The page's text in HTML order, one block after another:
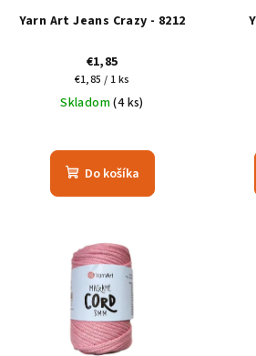
Yarn Art Jeans Crazy - 8212
€1,85
Jednotková
cena:
€1,85 / 1 ks
Skladom(4 ks)
Do košíka